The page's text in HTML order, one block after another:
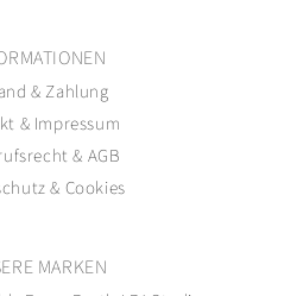
& Zahlung
& Impressum
& AGB
& Cookies
MARKEN